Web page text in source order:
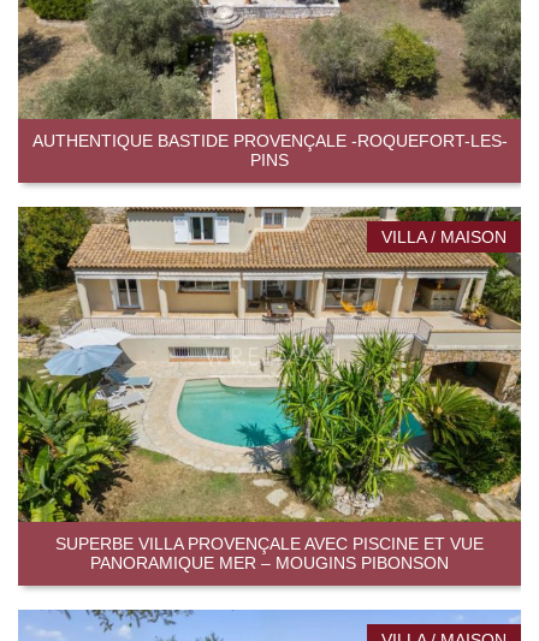
AUTHENTIQUE BASTIDE PROVENÇALE -ROQUEFORT-LES-
PINS
VILLA / MAISON
SUPERBE VILLA PROVENÇALE AVEC PISCINE ET VUE
PANORAMIQUE MER – MOUGINS PIBONSON